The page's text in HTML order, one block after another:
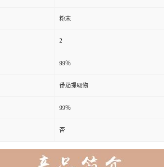
粉末
2
99％
番茄提取物
99％
否